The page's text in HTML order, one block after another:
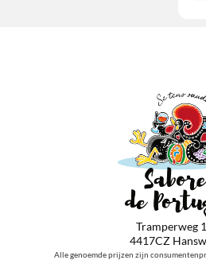
Tramperweg
4417CZ
Alle genoemde prijzen zijn